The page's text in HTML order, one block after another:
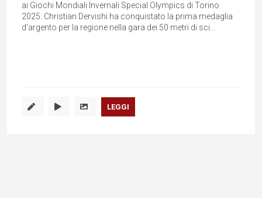
ai Giochi Mondiali Invernali Special Olympics di Torino
2025. Christian Dervishi ha conquistato la prima medaglia
d'argento per la regione nella gara dei 50 metri di sci...
LEGGI